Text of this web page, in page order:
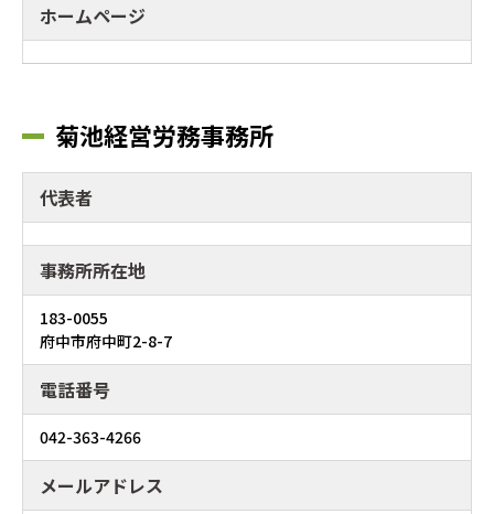
ホームページ
菊池経営労務事務所
代表者
事務所所在地
183-0055
府中市府中町2-8-7
電話番号
042-363-4266
メールアドレス